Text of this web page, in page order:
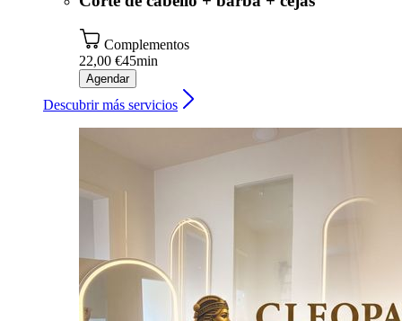
Complementos
22,00 €45min
Agendar
Descubrir más servicios